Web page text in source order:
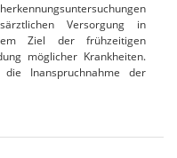
Versorgung in
Ziel der frühzeitigen
möglicher Krankheiten.
Inanspruchnahme der